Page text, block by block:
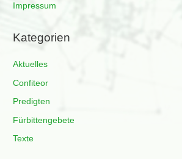
Impressum
Kategorien
Aktuelles
Confiteor
Predigten
Fürbittengebete
Texte